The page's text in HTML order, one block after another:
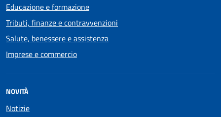
Educazione e formazione
Tributi, finanze e contravvenzioni
Salute, benessere e assistenza
Imprese e commercio
NOVITÀ
Notizie